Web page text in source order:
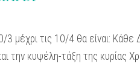
μέχρι τις 10/4 θα είναι:
την κυψέλη-τάξη της κυρίας